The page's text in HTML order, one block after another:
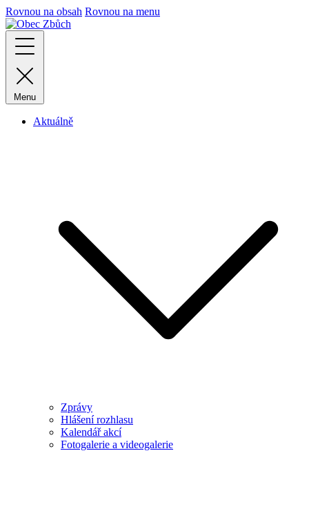
Rovnou na obsah Rovnou na menu
Menu
Aktuálně
Zprávy
Hlášení rozhlasu
Kalendář akcí
Fotogalerie a videogalerie